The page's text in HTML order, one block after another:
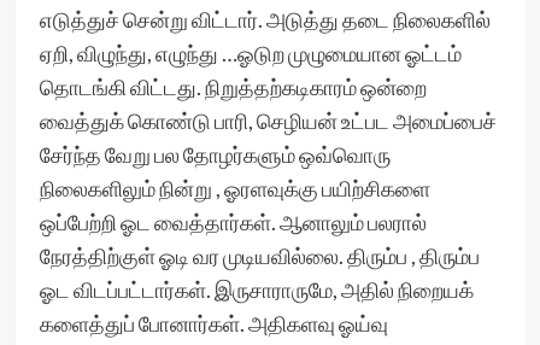
எடுத்துச் சென்று விட்டார். அடுத்து தடை நிலைகளில்
ஏறி, விழுந்து, எழுந்து …ஓடுற முழுமையான‌ ஓட்டம்
தொடங்கி விட்டது. நிறுத்தற்கடிகாரம் ஒன்றை
வைத்துக் கொண்டு பாரி, செழியன் உட்பட அமைப்பைச்
சேர்ந்த வேறு பல தோழர்களும் ஒவ்வொரு
நிலைகளிலும் நின்று , ஓரளவுக்கு பயிற்சிகளை
ஒப்பேற்றி ஓட வைத்தார்கள். ஆனாலும் பலரால்
நேரத்திற்குள் ஓடி வர முடியவில்லை. திரும்ப , திரும்ப
ஓட விடப்பட்டார்கள். இருசாராருமே, அதில் நிறையக்
களைத்துப் போனார்கள். அதிகளவு ஓய்வு